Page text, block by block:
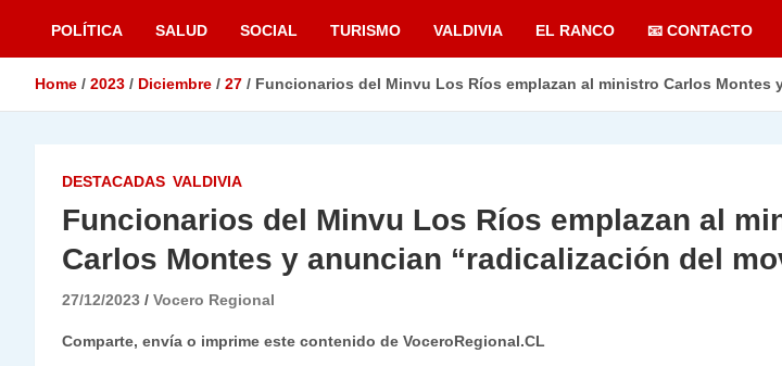
POLÍTICA SALUD SOCIAL TURISMO VALDIVIA EL RANCO 📧 CONTACTO
Home 2023 Diciembre 27 Funcionarios del Minvu Los Ríos emplazan al ministro Carlos Montes
DESTACADAS VALDIVIA
Funcionarios del Minvu Los Ríos emplazan al
Carlos Montes y anuncian “radicalización del
27/12/2023 Vocero Regional
Comparte, envía o imprime este contenido de VoceroRegional.CL